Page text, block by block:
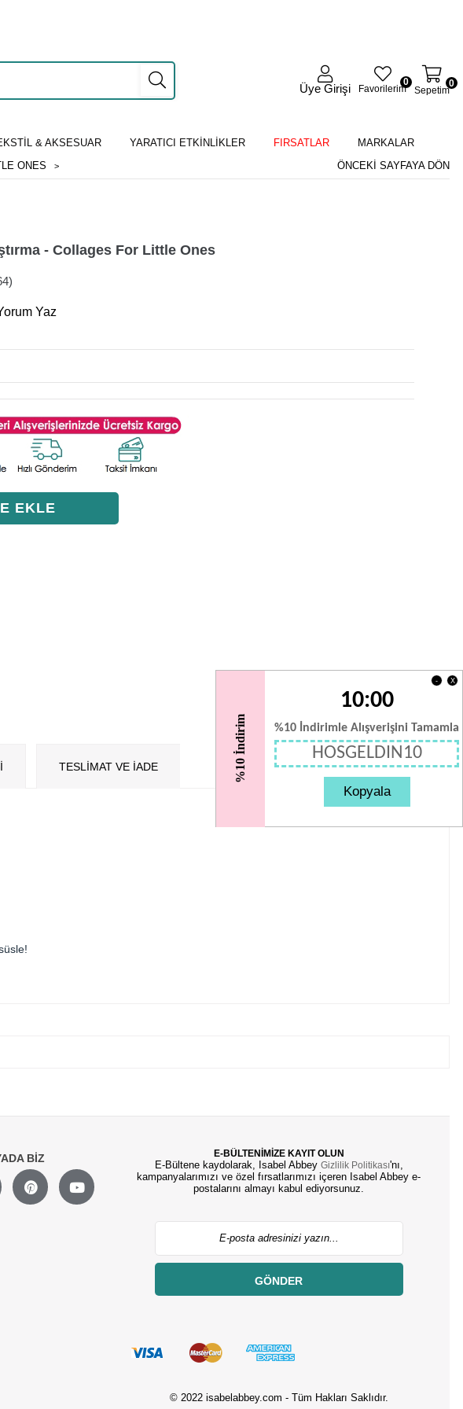
%10 İndirim
10:00
%10 İndirimle Alışverişini Tamamla
HOSGELDIN10
Kopyala
X
-
Üye Girişi Favorilerim
0
Sepetim
0
& AKSESUAR YARATICI ETKİNLİKLER FIRSATLAR
MARKALAR
ONES ÖNCEKI SAYFAYA DÖN
- Collages For Little Ones
Yaz
TESLİMAT VE İADE
BİZ E-BÜLTENİMİZE KAYIT OLUN
E-Bültene kaydolarak, Isabel Abbey Gizlilik Politikası'nı,
kampanyalarımızı ve özel fırsatlarımızı içeren Isabel Abbey e-
postalarını almayı kabul ediyorsunuz.
GÖNDER
© 2022 isabelabbey.com - Tüm Hakları Saklıdır.